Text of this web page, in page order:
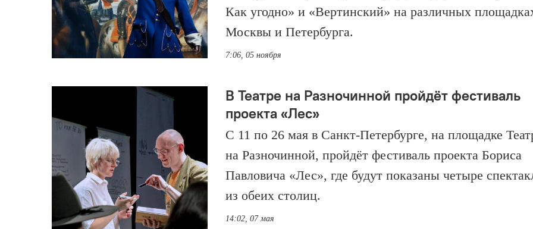
Как угодно» и «Вертинский» на различных
Москвы и Петербурга.
7:06, 05 ноября
В Театре на Разночинной пройдёт фестиваль
проекта «Лес»
С 11 по 26 мая в Санкт-Петербурге, на площадке
на Разночинной, пройдёт фестиваль проекта Бориса
Павловича «Лес», где будут показаны четыре
из обеих столиц.
14:02, 07 мая